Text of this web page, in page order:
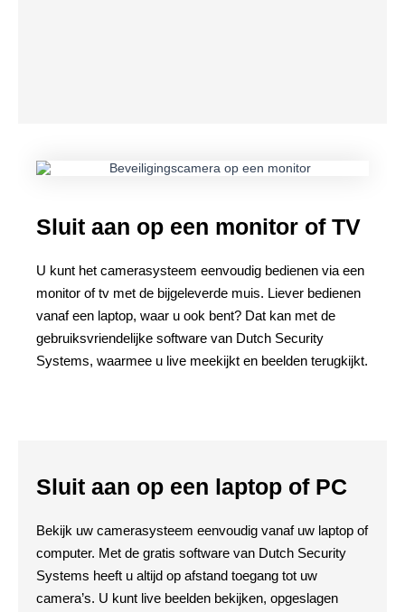
Sluit aan op een monitor of TV
U kunt het camerasysteem eenvoudig bedienen via een
monitor of tv met de bijgeleverde muis. Liever bedienen
vanaf een laptop, waar u ook bent? Dat kan met de
gebruiksvriendelijke software van Dutch Security
Systems, waarmee u live meekijkt en beelden terugkijkt.
Sluit aan op een laptop of PC
Bekijk uw camerasysteem eenvoudig vanaf uw laptop of
computer. Met de gratis software van Dutch Security
Systems heeft u altijd op afstand toegang tot uw
camera’s. U kunt live beelden bekijken, opgeslagen